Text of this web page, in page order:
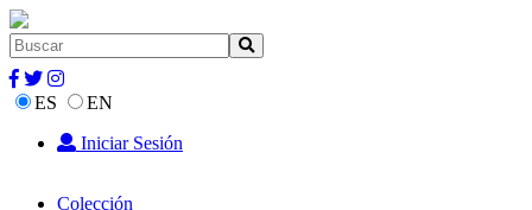
ES
EN
Iniciar Sesión
Colección